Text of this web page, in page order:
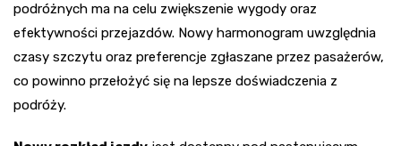
podróżnych ma na celu zwiększenie wygody oraz
efektywności przejazdów. Nowy harmonogram uwzględnia
czasy szczytu oraz preferencje zgłaszane przez pasażerów,
co powinno przełożyć się na lepsze doświadczenia z
podróży.